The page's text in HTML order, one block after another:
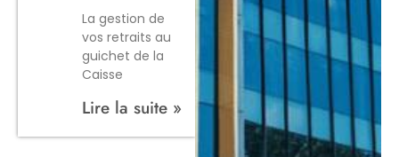
La gestion de
vos retraits au
guichet de la
Caisse
Lire la suite »